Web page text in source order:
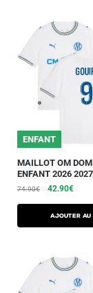
ENFANT
MAILLOT OM
ENFANT 2026
74.90€ 42.90€
AJOUTER AU